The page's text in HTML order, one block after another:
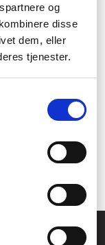
og
disse
dem, eller
tjenester.
skapa visuella
Presentationer
för att